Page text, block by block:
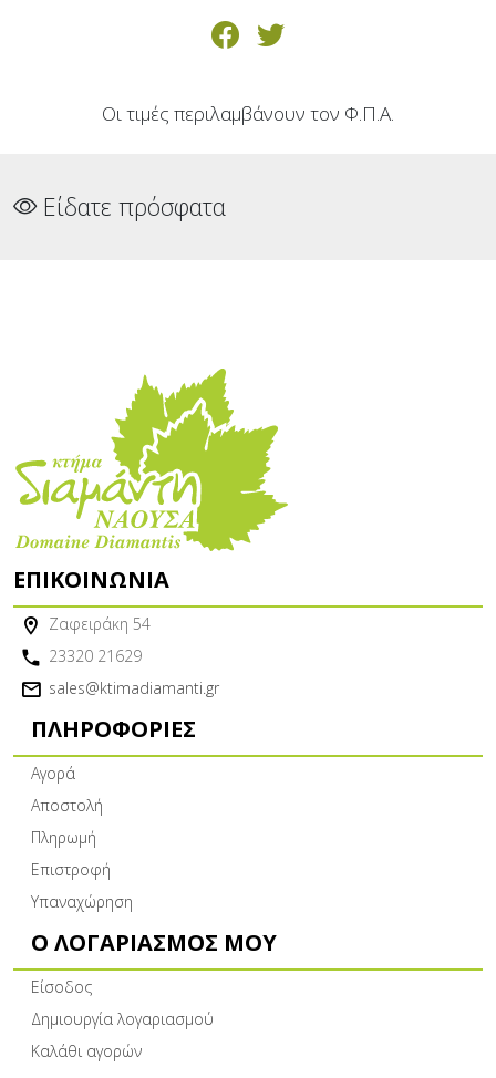
Οι τιμές περιλαμβάνουν τον Φ.Π.Α.
Είδατε πρόσφατα
ΕΠΙΚΟΙΝΩΝΊΑ
Ζαφειράκη 54
23320 21629
sales@ktimadiamanti.gr
ΠΛΗΡΟΦΟΡΊΕΣ
Αγορά
Αποστολή
Πληρωμή
Επιστροφή
Υπαναχώρηση
Ο ΛΟΓΑΡΙΑΣΜΌΣ ΜΟΥ
Είσοδος
Δημιουργία λογαριασμού
Καλάθι αγορών